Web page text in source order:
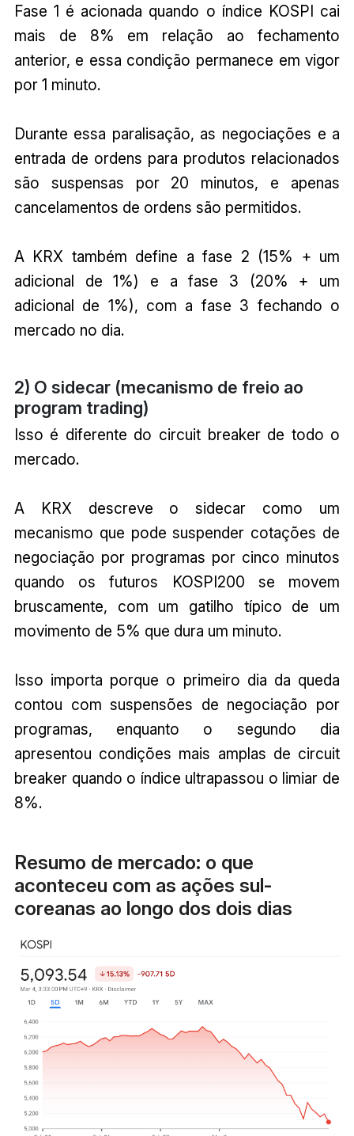
Fase 1 é acionada quando o índice KOSPI cai
mais de 8% em relação ao fechamento
anterior, e essa condição permanece em vigor
por 1 minuto.
Durante essa paralisação, as negociações e a
entrada de ordens para produtos relacionados
são suspensas por 20 minutos, e apenas
cancelamentos de ordens são permitidos.
A KRX também define a fase 2 (15% + um
adicional de 1%) e a fase 3 (20% + um
adicional de 1%), com a fase 3 fechando o
mercado no dia.
2) O sidecar (mecanismo de freio ao
program trading)
Isso é diferente do circuit breaker de todo o
mercado.
A KRX descreve o sidecar como um
mecanismo que pode suspender cotações de
negociação por programas por cinco minutos
quando os futuros KOSPI200 se movem
bruscamente, com um gatilho típico de um
movimento de 5% que dura um minuto.
Isso importa porque o primeiro dia da queda
contou com suspensões de negociação por
programas, enquanto o segundo dia
apresentou condições mais amplas de circuit
breaker quando o índice ultrapassou o limiar de
8%.
Resumo de mercado: o que
aconteceu com as ações sul-
coreanas ao longo dos dois dias